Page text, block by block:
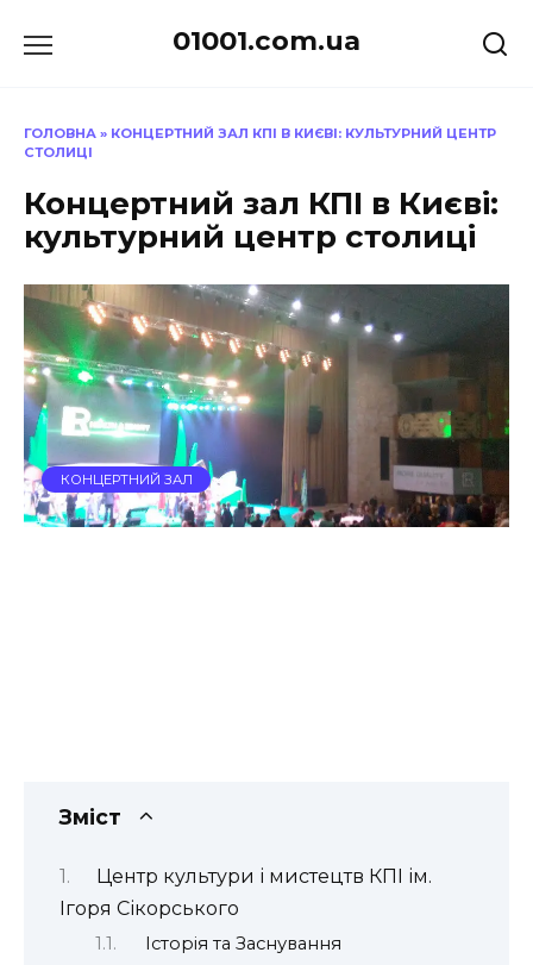
до
01001.com.ua
ГОЛОВНА » КОНЦЕРТНИЙ ЗАЛ КПІ В КИЄВІ: КУЛЬТУРНИЙ ЦЕНТР
СТОЛИЦІ
Концертний зал КПІ в Києві:
культурний центр столиці
КОНЦЕРТНИЙ ЗАЛ
Зміст
Центр культури і мистецтв КПІ ім.
Ігоря Сікорського
Історія та Заснування